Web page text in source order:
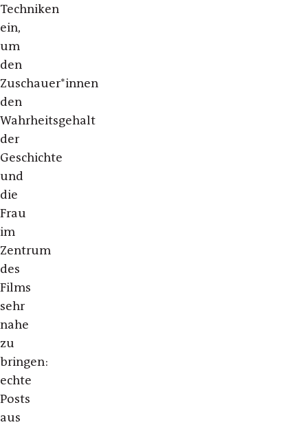
Techniken
ein,
um
den
Zuschauer*innen
den
Wahrheitsgehalt
der
Geschichte
und
die
Frau
im
Zentrum
des
Films
sehr
nahe
zu
bringen:
echte
Posts
aus